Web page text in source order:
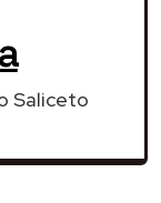
Saliceto